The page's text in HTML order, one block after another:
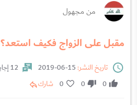
من مجهول
مقبل على الزواج فكيف استعد؟
تاريخ النشر:
12 إجابات
0
0
0 شارك